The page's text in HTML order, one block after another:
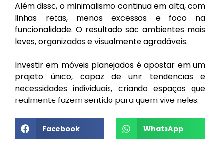
Além disso, o minimalismo continua em alta, com
linhas retas, menos excessos e foco na
funcionalidade. O resultado são ambientes mais
leves, organizados e visualmente agradáveis.
Investir em móveis planejados é apostar em um
projeto único, capaz de unir tendências e
necessidades individuais, criando espaços que
realmente fazem sentido para quem vive neles.
Facebook WhatsApp